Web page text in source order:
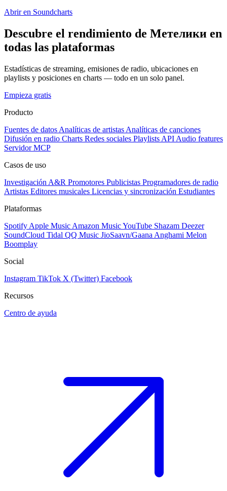
Abrir en Soundcharts
Descubre el rendimiento de Метелики en
todas las plataformas
Estadísticas de streaming, emisiones de radio, ubicaciones en
playlists y posiciones en charts — todo en un solo panel.
Empieza gratis
Producto
Fuentes de datos Analíticas de artistas Analíticas de canciones
Difusión en radio Charts Redes sociales Playlists API Audio features
Servidor MCP
Casos de uso
Investigación A&R Promotores Publicistas Programadores de radio
Artistas Editores musicales Licencias y sincronización Estudiantes
Plataformas
Spotify Apple Music Amazon MusicYouTube Shazam Deezer
SoundCloud Tidal QQ Music JioSaavn/Gaana Anghami Melon
Boomplay
Social
Instagram TikTok X (Twitter) Facebook
Recursos
Centro de ayuda